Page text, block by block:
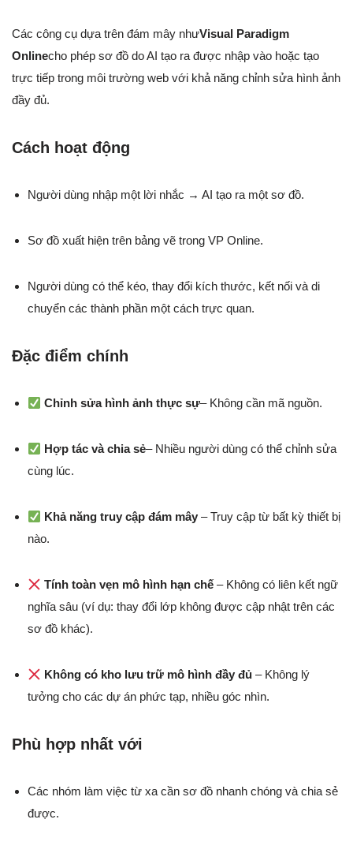
Các công cụ dựa trên đám mây nhưVisual Paradigm
Onlinecho phép sơ đồ do AI tạo ra được nhập vào hoặc tạo
trực tiếp trong môi trường web với khả năng chỉnh sửa hình ảnh
đầy đủ.
Cách hoạt động
Người dùng nhập một lời nhắc → AI tạo ra một sơ đồ.
Sơ đồ xuất hiện trên bảng vẽ trong VP Online.
Người dùng có thể kéo, thay đổi kích thước, kết nối và di
chuyển các thành phần một cách trực quan.
Đặc điểm chính
Chỉnh sửa hình ảnh thực sự– Không cần mã nguồn.
Hợp tác và chia sẻ– Nhiều người dùng có thể chỉnh sửa
cùng lúc.
Khả năng truy cập đám mây – Truy cập từ bất kỳ thiết bị
nào.
Tính toàn vẹn mô hình hạn chế – Không có liên kết ngữ
nghĩa sâu (ví dụ: thay đổi lớp không được cập nhật trên các
sơ đồ khác).
Không có kho lưu trữ mô hình đầy đủ – Không lý
tưởng cho các dự án phức tạp, nhiều góc nhìn.
Phù hợp nhất với
Các nhóm làm việc từ xa cần sơ đồ nhanh chóng và chia sẻ
được.